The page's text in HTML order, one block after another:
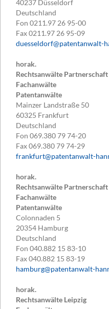
40237 Düsseldorf
Deutschland
Fon 0211.97 26 95-00
Fax0211.97 26 95-09
duesseldorf@patentanwalt-
horak.
Rechtsanwälte
Fachanwälte
Patentanwälte
Mainzer Landstraße 50
60325 Frankfurt
Deutschland
Fon 069.380 79 74-20
Fax069.380 79 74-29
frankfurt@patentanwalt-
horak.
Rechtsanwälte
Fachanwälte
Patentanwälte
Colonnaden 5
20354 Hamburg
Deutschland
Fon 040.882 15 83-10
Fax040.882 15 83-19
hamburg@patentanwalt-
horak.
Rechtsanwälte Leipzig